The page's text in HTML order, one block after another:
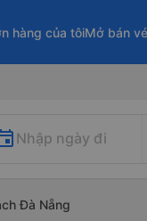
hàng của tôiMở bán
Nhập ngày đi
Đà Nẵng